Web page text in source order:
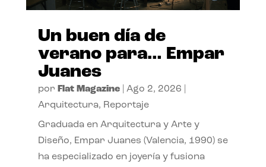
Un buen día de
verano para… Empar
Juanes
por Flat Magazine| Ago 2, 2026
Arquitectura, Reportaje
Graduada en Arquitectura y Arte y
Diseño, Empar Juanes (Valencia, 1990) se
ha especializado en joyería y fusiona